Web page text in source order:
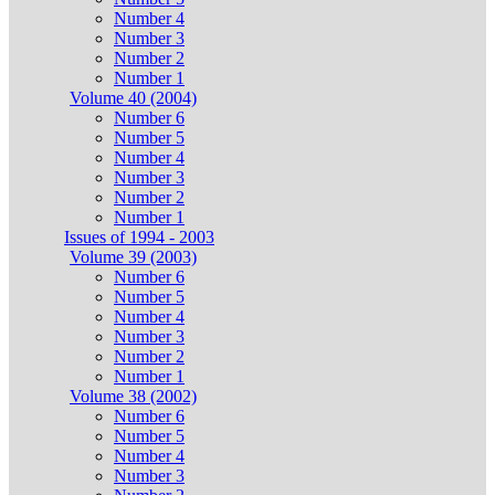
Number 4
Number 3
Number 2
Number 1
Volume 40 (2004)
Number 6
Number 5
Number 4
Number 3
Number 2
Number 1
Issues of 1994 - 2003
Volume 39 (2003)
Number 6
Number 5
Number 4
Number 3
Number 2
Number 1
Volume 38 (2002)
Number 6
Number 5
Number 4
Number 3